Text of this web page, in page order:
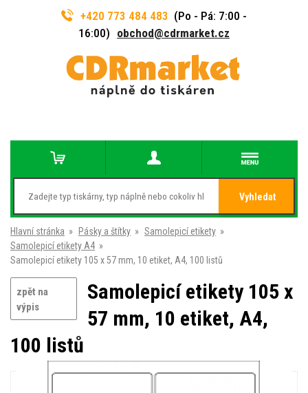
+420 773 484 483 (Po - Pá: 7:00 -
16:00) obchod@cdrmarket.cz
Vyhledat
Hlavní stránka » Pásky a štítky » Samolepicí etikety »
Samolepicí etikety A4 »
Samolepicí etikety 105 x 57 mm, 10 etiket, A4, 100 listů
zpět na
výpis
Samolepicí etikety 105 x
57 mm, 10 etiket, A4,
100 listů